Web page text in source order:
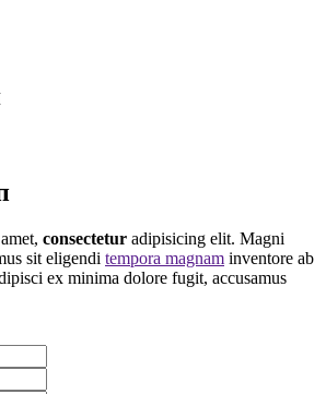
consectetur adipisicing elit. Magni
sit eligendi tempora magnam inventore ab
ex minima dolore fugit, accusamus